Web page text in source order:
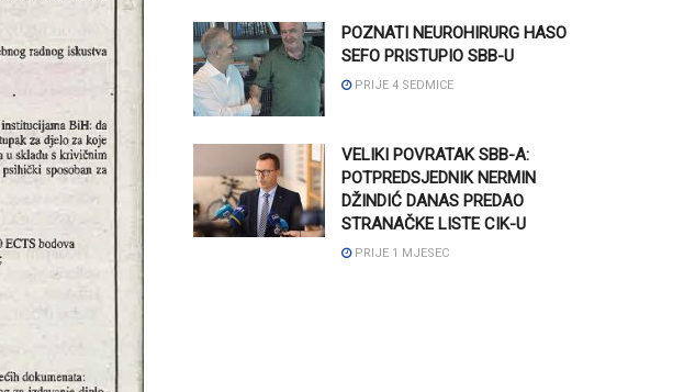
POZNATI NEUROHIRURG HASO
SEFO PRISTUPIO SBB-U
PRIJE 4 SEDMICE
VELIKI POVRATAK SBB-A:
POTPREDSJEDNIK NERMIN
DŽINDIĆ DANAS PREDAO
STRANAČKE LISTE CIK-U
PRIJE 1 MJESEC